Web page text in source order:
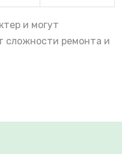
и могут
сложности ремонта и